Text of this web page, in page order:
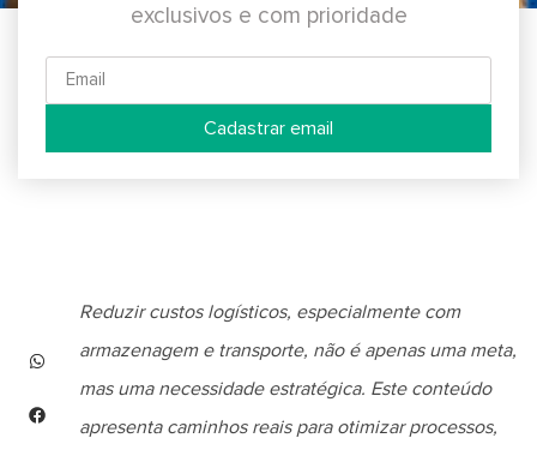
exclusivos e com prioridade
Cadastrar email
Reduzir custos logísticos, especialmente com
armazenagem e transporte, não é apenas uma meta,
mas uma necessidade estratégica. Este conteúdo
apresenta caminhos reais para otimizar processos,